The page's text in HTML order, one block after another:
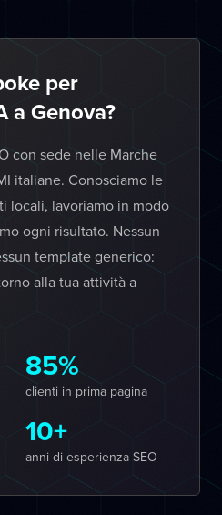
per
a Genova?
con sede nelle Marche
italiane. Conosciamo le
locali, lavoriamo in modo
ogni risultato. Nessun
template generico:
alla tua attività a
85%
clienti in prima pagina
10+
anni di esperienza SEO